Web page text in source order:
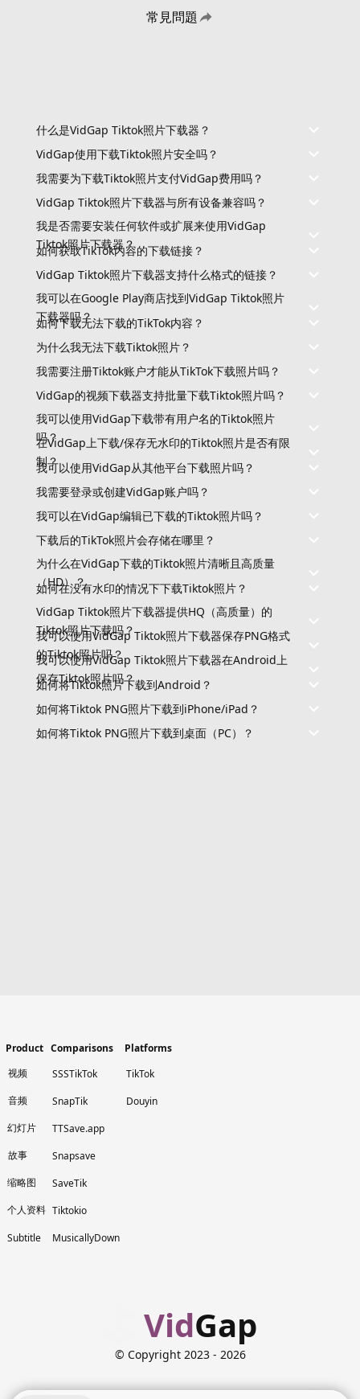
常見問題
什么是VidGap Tiktok照片下载器？
VidGap使用下载Tiktok照片安全吗？
我需要为下载Tiktok照片支付VidGap费用吗？
VidGap Tiktok照片下载器与所有设备兼容吗？
我是否需要安装任何软件或扩展来使用VidGap
Tiktok照片下载器？
如何获取TikTok内容的下载链接？
VidGap Tiktok照片下载器支持什么格式的链接？
我可以在Google Play商店找到VidGap Tiktok照片
下载器吗？
如何下载无法下载的TikTok内容？
为什么我无法下载Tiktok照片？
我需要注册Tiktok账户才能从TikTok下载照片吗？
VidGap的视频下载器支持批量下载Tiktok照片吗？
我可以使用VidGap下载带有用户名的Tiktok照片
吗？
在VidGap上下载/保存无水印的Tiktok照片是否有限
制？
我可以使用VidGap从其他平台下载照片吗？
我需要登录或创建VidGap账户吗？
我可以在VidGap编辑已下载的Tiktok照片吗？
下载后的TikTok照片会存储在哪里？
为什么在VidGap下载的Tiktok照片清晰且高质量
（HD）？
如何在没有水印的情况下下载Tiktok照片？
VidGap Tiktok照片下载器提供HQ（高质量）的
Tiktok照片下载吗？
我可以使用VidGap Tiktok照片下载器保存PNG格式
的Tiktok照片吗？
我可以使用VidGap Tiktok照片下载器在Android上
保存Tiktok照片吗？
如何将Tiktok照片下载到Android？
如何将Tiktok PNG照片下载到iPhone/iPad？
如何将Tiktok PNG照片下载到桌面（PC）？
Product
视频
音频
幻灯片
故事
缩略图
个人资料
Subtitle
Comparisons
SSSTikTok
SnapTik
TTSave.app
Snapsave
SaveTik
Tiktokio
MusicallyDown
Platforms
TikTok
Douyin
VidGap
© Copyright 2023 - 2026